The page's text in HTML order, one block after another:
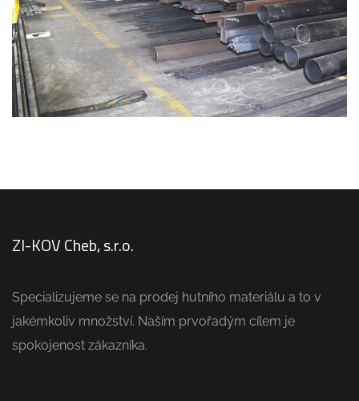
ZI-KOV Cheb, s.r.o.
Specializujeme se na prodej hutního materiálu a to v
jakémkoliv množství. Naším prvořadým cílem je
spokojenost zákazníka.